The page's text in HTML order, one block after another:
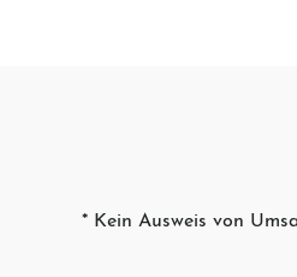
* Kein Ausweis von